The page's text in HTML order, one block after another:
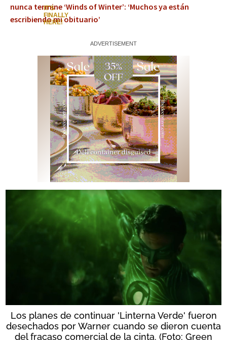
nunca termine ‘Winds of Winter’: ‘Muchos ya están
escribiendo mi obituario’
Los planes de continuar 'Linterna Verde' fueron
desechados por Warner cuando se dieron cuenta
del fracaso comercial de la cinta. (Foto: Green